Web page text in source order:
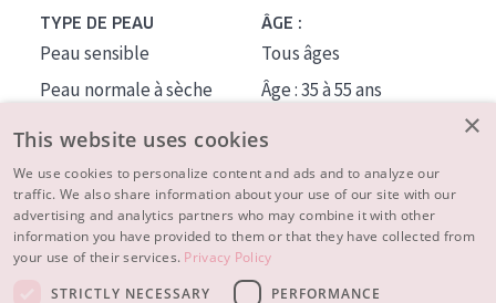
TYPE DE PEAU
Peau sensible
Peau normale à sèche
Peau mixte ou grasse
Peau mature
Peau ménopausée
ÂGE :
Tous âges
Âge : 35 à 55 ans
À PROPOS
CONSEILS BEAUTÉ
×
This website uses cookies
We use cookies to personalize content and ads and to analyze our
traffic. We also share information about your use of our site with our
advertising and analytics partners who may combine it with other
information you have provided to them or that they have collected from
your use of their services. Privacy Policy
STRICTLY NECESSARY
PERFORMANCE